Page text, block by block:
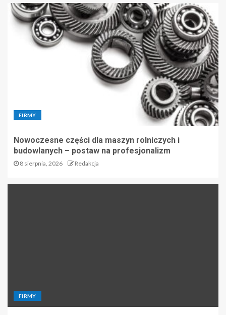
FIRMY
Nowoczesne części dla maszyn rolniczych i
budowlanych – postaw na profesjonalizm
8 sierpnia, 2026 Redakcja
FIRMY